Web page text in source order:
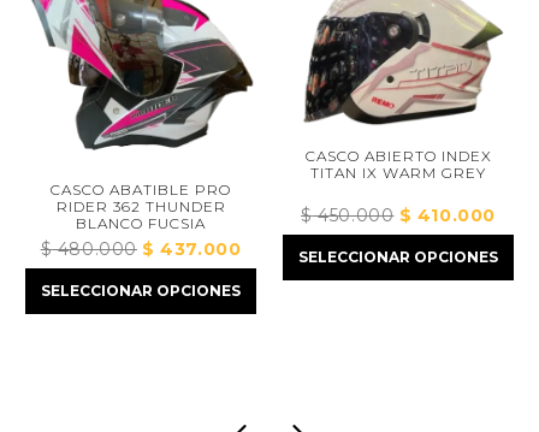
CASCO ABATIBLE PRO
RIDER 362 THUNDER
BLANCO FUCSIA
$480.000 El
precio
original
$ 437.000El
precio
actual
SELECCIONAR OPCIONES
CASCO ABIERTO INDEX
TITAN IX WARM GREY
$450.000 El
precio
original
$ 410.000El
SELECCIONAR OPCIONES